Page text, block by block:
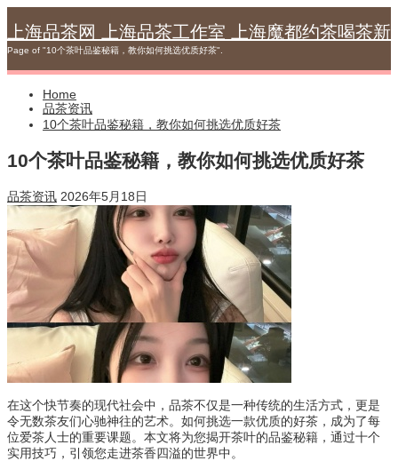
to
content
上海品茶网 上海品茶工作室 上海魔都约茶喝茶新
Page of "10个茶叶品鉴秘籍，教你如何挑选优质好茶".
Home
品茶资讯
10个茶叶品鉴秘籍，教你如何挑选优质好茶
10个茶叶品鉴秘籍，教你如何挑选优质好茶
品茶资讯 2026年5月18日
在这个快节奏的现代社会中，品茶不仅是一种传统的生活方式，更是
令无数茶友们心驰神往的艺术。如何挑选一款优质的好茶，成为了每
位爱茶人士的重要课题。本文将为您揭开茶叶的品鉴秘籍，通过十个
实用技巧，引领您走进茶香四溢的世界中。